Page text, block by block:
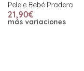
Pelele Bebé Roble Arena
21,90€
más variaciones